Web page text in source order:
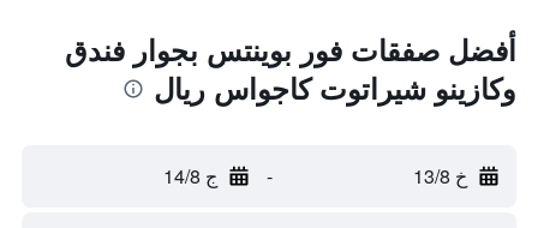
أفضل صفقات فور بوينتس بجوار فندق
وكازينو شيراتوت كاجواس ريال
خ 13/8 - ج 14/8